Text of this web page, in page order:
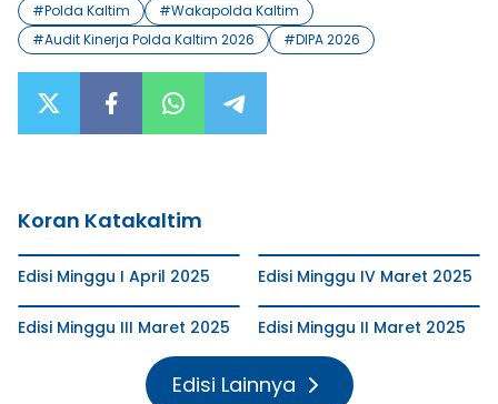
#Polda Kaltim #Wakapolda Kaltim
#Audit Kinerja Polda Kaltim 2026 #DIPA 2026
Koran Katakaltim
Edisi Minggu I April 2025 Edisi Minggu IV Maret 2025
Edisi Minggu III Maret 2025 Edisi Minggu II Maret 2025
Edisi Lainnya